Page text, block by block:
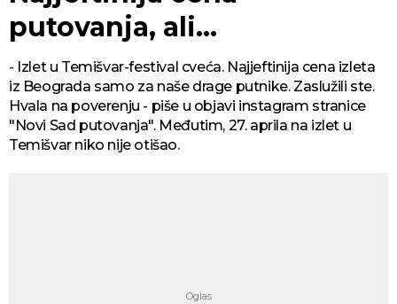
putovanja, ali...
- Izlet u Temišvar-festival cveća. Najjeftinija cena izleta
iz Beograda samo za naše drage putnike. Zaslužili ste.
Hvala na poverenju - piše u objavi instagram stranice
"Novi Sad putovanja". Međutim, 27. aprila na izlet u
Temišvar niko nije otišao.